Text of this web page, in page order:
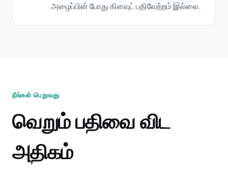
அழைப்பின் போது கிளவுட் பதிவேற்றம் இல்லை.
நீங்கள் பெறுவது
வெறும் பதிவை விட
அதிகம்